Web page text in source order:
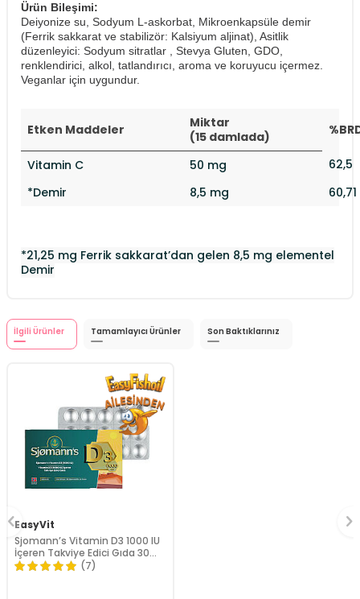
Ürün Bileşimi:
Deiyonize su, Sodyum L-askorbat, Mikroenkapsüle demir
(Ferrik sakkarat ve stabilizör: Kalsiyum aljinat), Asitlik
düzenleyici: Sodyum sitratlar , Stevya Gluten, GDO,
renklendirici, alkol, tatlandırıcı, aroma ve koruyucu içermez.
Veganlar için uygundur.
Etken Maddeler
Miktar
(15 damlada)
Vitamin C 50 mg
62,5
*Demir
8,5 mg 60,71
*21,25 mg Ferrik sakkarat’dan gelen 8,5 mg elementel
Demir
İlgili Ürünler Tamamlayıcı Ürünler Son Baktıklarınız
EasyVit
Sjomann’s Vitamin D3 1000 IU
İçeren Takviye Edici Gıda 30
Adet Çiğnenebilir Jel Form
(7)